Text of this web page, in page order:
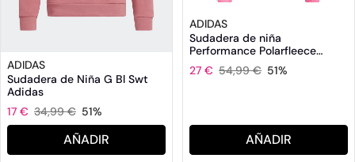
ADIDAS
Sudadera de Niña G Bl Swt
Adidas
17 € 34,99 € 51%
AÑADIR
ADIDAS
Sudadera de niña
Performance Polarfleece
Quarter-Zip Adidas
27 € 54,99 € 51%
AÑADIR